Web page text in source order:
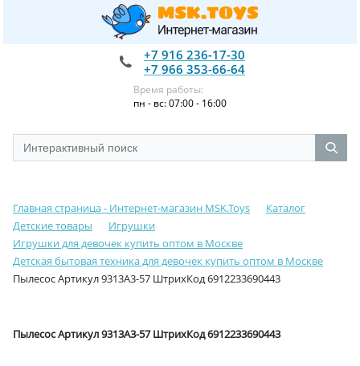
+7 916 236-17-30
+7 966 353-66-64
Время работы:
пн - вс: 07:00 - 16:00
Главная страница - Интернет-магазин MSK.Toys
Каталог
Детские товары
Игрушки
Игрушки для девочек купить оптом в Москве
Детская бытовая техника для девочек купить оптом в Москве
Пылесос Артикул 9313A3-57 ШтрихКод 6912233690443
Пылесос Артикул 9313A3-57 ШтрихКод 6912233690443